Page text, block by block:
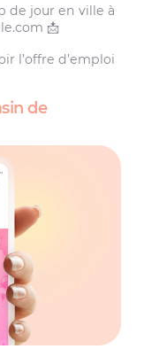
de jour en ville à
📩
l’offre d’emploi
de